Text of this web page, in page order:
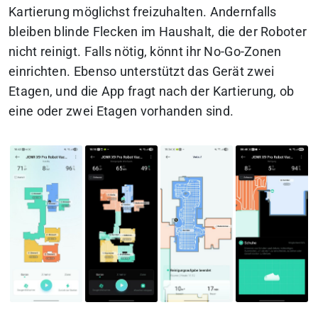
Kartierung möglichst freizuhalten. Andernfalls
bleiben blinde Flecken im Haushalt, die der Roboter
nicht reinigt. Falls nötig, könnt ihr No-Go-Zonen
einrichten. Ebenso unterstützt das Gerät zwei
Etagen, und die App fragt nach der Kartierung, ob
eine oder zwei Etagen vorhanden sind.